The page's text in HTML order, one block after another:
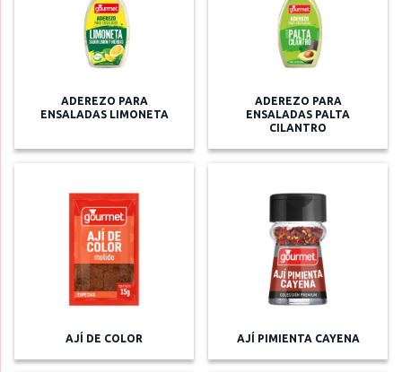
ADEREZO PARA
ENSALADAS LIMONETA
ADEREZO PARA
ENSALADAS PALTA
CILANTRO
AJÍ DE COLOR AJÍ PIMIENTA CAYENA